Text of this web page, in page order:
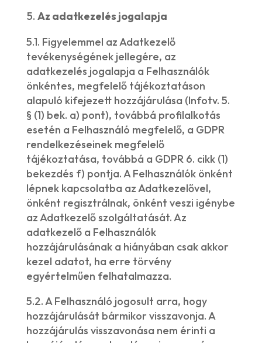
Az adatkezelés jogalapja
5.1. Figyelemmel az Adatkezelő
tevékenységének jellegére, az
adatkezelés jogalapja a Felhasználók
önkéntes, megfelelő tájékoztatáson
alapuló kifejezett hozzájárulása (Infotv. 5.
§ (1) bek. a) pont), továbbá profilalkotás
esetén a Felhasználó megfelelő, a GDPR
rendelkezéseinek megfelelő
tájékoztatása, továbbá a GDPR 6. cikk (1)
bekezdés f) pontja. A Felhasználók önként
lépnek kapcsolatba az Adatkezelővel,
önként regisztrálnak, önként veszi igénybe
az Adatkezelő szolgáltatását. Az
adatkezelő a Felhasználók
hozzájárulásának a hiányában csak akkor
kezel adatot, ha erre törvény
egyértelműen felhatalmazza.
5.2. A Felhasználó jogosult arra, hogy
hozzájárulását bármikor visszavonja. A
hozzájárulás visszavonása nem érinti a